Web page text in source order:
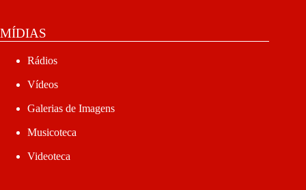
MÍDIAS
Rádios
Vídeos
Galerias de Imagens
Musicoteca
Videoteca